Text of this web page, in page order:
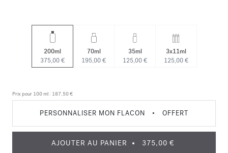
200ml
375,00 €
70ml
195,00 €
35ml
125,00 €
3x11ml
125,00 €
Prix pour 100 ml : 187,50 €
PERSONNALISER MON FLACON • OFFERT
AJOUTER AU PANIER 375,00 €